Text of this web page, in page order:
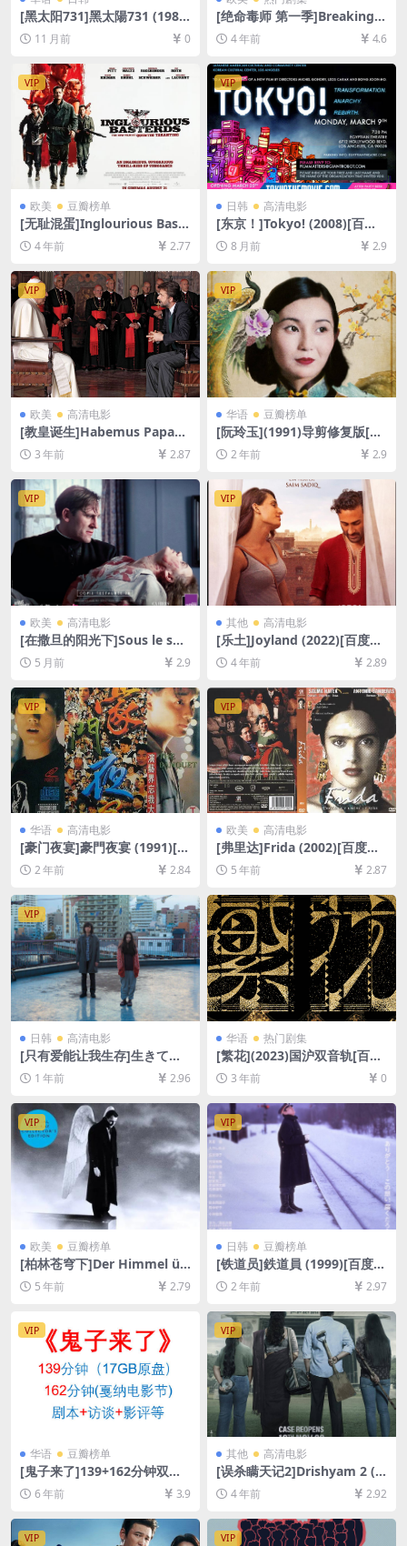
[黑太阳731]黑太陽731 (1988)
[百度网盘+夸克网盘1080P超
清未删减资源][网盘在线播放/
11 月前 0
[绝命毒师 第一季]Breaking B
ad Season 1 (2008)[百度网
盘+夸克网盘1080P超清未删
[MP4/21GB][中英字幕]
4 年前 4.6
VIP
欧美 豆瓣榜单
[无耻混蛋]Inglourious Baste
rds (2009)[百度网盘+迅雷云
盘资源1080P超清未删减][MP
4/11GB][中英字幕]
4 年前 2.77
VIP
日韩 高清电影
[东京！]Tokyo! (2008)[百度
网盘+夸克网盘1080P超清未
删减资源][网盘在线播放/下
载][MP4/8.2GB][中文字幕]
8 月前 2.9
VIP
欧美 高清电影
[教皇诞生]Habemus Papam
(2011)[百度网盘+迅雷云盘资
源1080P超清未删减][MP4/6.
8GB][中文字幕]
3 年前 2.87
VIP
华语 豆瓣榜单
[阮玲玉](1991)导剪修复版[百
度网盘+夸克网盘1080P超清
未删减资源][网盘在线播放/下
载][MP4/9.9GB][原声中字]
2 年前 2.9
VIP
欧美 高清电影
[在撒旦的阳光下]Sous le sol
eil de Satan (1987)[百度网盘
+夸克网盘1080P超清未删减
4/6.4GB][中文字幕]
5 月前 2.9
VIP
其他 高清电影
[乐土]Joyland (2022)[百度网
盘+迅雷云盘资源1080P超清
未删减][MP4/8GB][中文字幕]
4 年前 2.89
VIP
华语 高清电影
[豪门夜宴]豪門夜宴 (1991)[百
度网盘+夸克网盘1080P超清
未删减资源][网盘在线播放/下
载][MP4/4.5GB][粤语中字]
2 年前 2.84
VIP
欧美 高清电影
[弗里达]Frida (2002)[百度网
盘+迅雷云盘资源1080P超清
未删减][MP4/7.9GB][中英字
幕]
5 年前 2.87
VIP
日韩 高清电影
[只有爱能让我生存]生きてる
だけで、愛。 (2018)[百度网
盘+夸克网盘1080P超清未删
减资源][网盘在线播放/下载]
[MP4/7GB][中文字幕]
1 年前 2.96
华语 热门剧集
[繁花](2023)国沪双音轨[百度
网盘+夸克网盘4K超清未删减
资源][网盘在线播放/下载][MP
4/51GB][中文字幕]
3 年前 0
VIP
欧美 豆瓣榜单
[柏林苍穹下]Der Himmel üb
er Berlin (1987)[百度网盘+迅
雷云盘资源1080P超清未删减]
5 年前 2.79
VIP
日韩 豆瓣榜单
[铁道员]鉄道員 (1999)[百度网
盘+夸克网盘1080P超清未删
减资源][网盘在线播放/下载]
2 年前 2.97
VIP
华语 豆瓣榜单
[鬼子来了]139+162分钟双版
本(2000)[百度网盘+迅雷云盘
高清原盘未删减资源][网盘在
线播放/下载][MP4/5.6GB MK
V/17GB][中文字幕]
6 年前 3.9
VIP
其他 高清电影
[误杀瞒天记2]Drishyam 2 (2
022)[百度网盘+迅雷云盘资源
1080P超清未删减][MP4/3.6G
B][中文字幕]
4 年前 2.92
VIP VIP